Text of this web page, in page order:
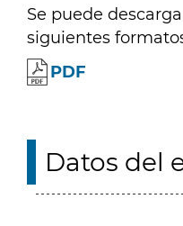
Se puede
siguientes
PDF
Datos del